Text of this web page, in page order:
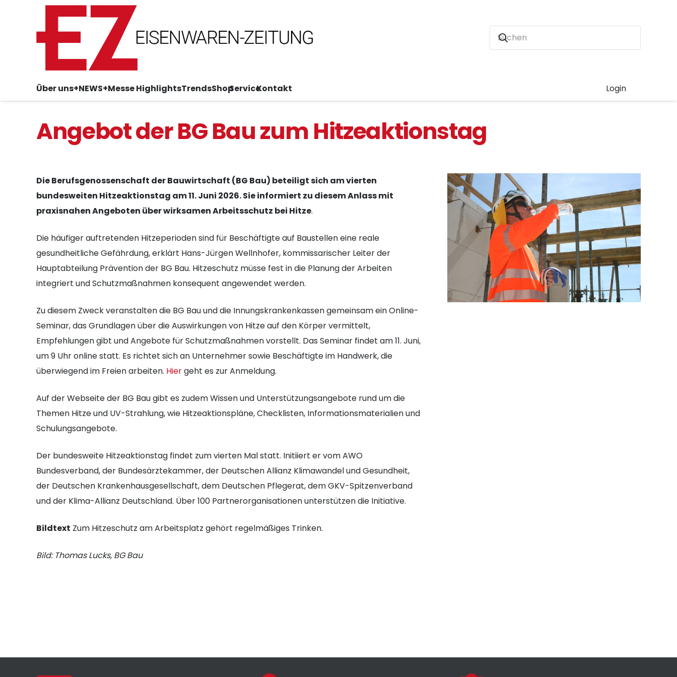
Über uns+NEWS+Messe HighlightsTrendsShopServiceKontakt Login
Angebot der BG Bau zum Hitzeaktionstag
Die Berufsgenossenschaft der Bauwirtschaft (BG Bau) beteiligt sich am vierten
bundesweiten Hitzeaktionstag am 11. Juni 2026. Sie informiert zu diesem Anlass mit
praxisnahen Angeboten über wirksamen Arbeitsschutz bei Hitze.
Die häufiger auftretenden Hitzeperioden sind für Beschäftigte auf Baustellen eine reale
gesundheitliche Gefährdung, erklärt Hans-Jürgen Wellnhofer, kommissarischer Leiter der
Hauptabteilung Prävention der BG Bau. Hitzeschutz müsse fest in die Planung der Arbeiten
integriert und Schutzmaßnahmen konsequent angewendet werden.
Zu diesem Zweck veranstalten die BG Bau und die Innungskrankenkassen gemeinsam ein Online-
Seminar, das Grundlagen über die Auswirkungen von Hitze auf den Körper vermittelt,
Empfehlungen gibt und Angebote für Schutzmaßnahmen vorstellt. Das Seminar findet am 11. Juni,
um 9 Uhr online statt. Es richtet sich an Unternehmer sowie Beschäftigte im Handwerk, die
überwiegend im Freien arbeiten. Hiergeht es zur Anmeldung.
Auf der Webseite der BG Bau gibt es zudem Wissen und Unterstützungsangebote rund um die
Themen Hitze und UV-Strahlung, wie Hitzeaktionspläne, Checklisten, Informationsmaterialien und
Schulungsangebote.
Der bundesweite Hitzeaktionstag findet zum vierten Mal statt. Initiiert er vom AWO
Bundesverband, der Bundesärztekammer, der Deutschen Allianz Klimawandel und Gesundheit,
der Deutschen Krankenhausgesellschaft, dem Deutschen Pflegerat, dem GKV-Spitzenverband
und der Klima-Allianz Deutschland. Über 100 Partnerorganisationen unterstützen die Initiative.
Bildtext Zum Hitzeschutz am Arbeitsplatz gehört regelmäßiges Trinken.
Bild: Thomas Lucks, BG Bau